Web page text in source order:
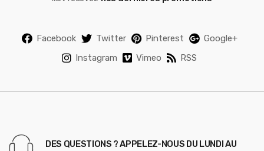
Facebook Twitter Pinterest
Google+
Instagram
Vimeo RSS
DES QUESTIONS ? APPELEZ-NOUS DU LUNDI AU